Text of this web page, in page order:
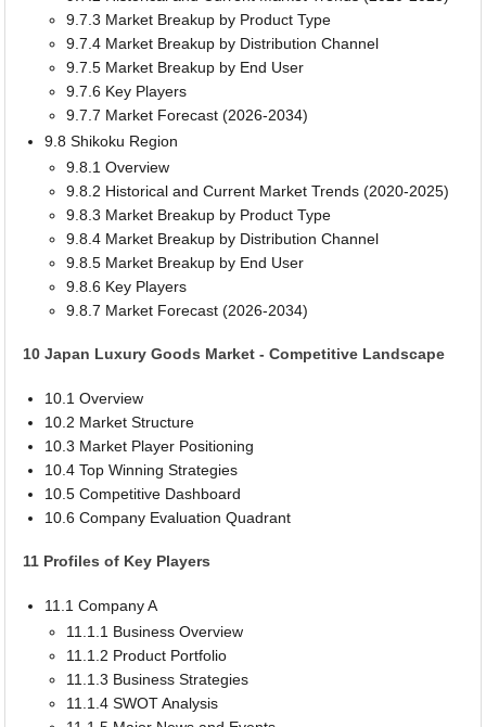
9.7.3 Market Breakup by Product Type
9.7.4 Market Breakup by Distribution Channel
9.7.5 Market Breakup by End User
9.7.6 Key Players
9.7.7 Market Forecast (2026-2034)
9.8 Shikoku Region
9.8.1 Overview
9.8.2 Historical and Current Market Trends (2020-2025)
9.8.3 Market Breakup by Product Type
9.8.4 Market Breakup by Distribution Channel
9.8.5 Market Breakup by End User
9.8.6 Key Players
9.8.7 Market Forecast (2026-2034)
10 Japan Luxury Goods Market - Competitive Landscape
10.1 Overview
10.2 Market Structure
10.3 Market Player Positioning
10.4 Top Winning Strategies
10.5 Competitive Dashboard
10.6 Company Evaluation Quadrant
11 Profiles of Key Players
11.1 Company A
11.1.1 Business Overview
11.1.2 Product Portfolio
11.1.3 Business Strategies
11.1.4 SWOT Analysis